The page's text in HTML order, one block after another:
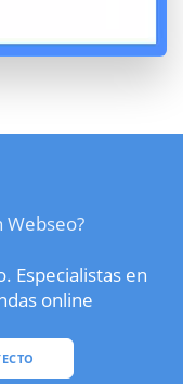
Webseo?
Especialistas en
online